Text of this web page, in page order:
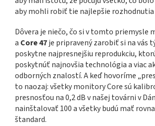
aby mohli robiť tie najlepšie rozhodnutia
Dôvera je niečo, čo si v tomto priemysle
a Core 47je pripravený zarobiť si na vás
poskytne najpresnejšiu reprodukciu,
poskytnúť najnovšia technológia a viac
odborných znalostí. A keď hovoríme
to naozaj: všetky monitory Core sú
presnosťou na 0,2 dB v našej továrni v
nainštalovať 100 a všetky budú mať
štandard.